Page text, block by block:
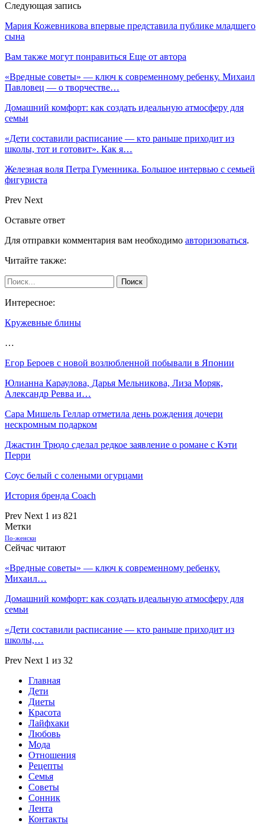
Следующая запись
Мария Кожевникова впервые представила публике младшего
сына
Вам также могут понравиться Еще от автора
«Вредные советы» — ключ к современному ребенку. Михаил
Павловец — о творчестве…
Домашний комфорт: как создать идеальную атмосферу для
семьи
«Дети составили расписание — кто раньше приходит из
школы, тот и готовит». Как я…
Железная воля Петра Гуменника. Большое интервью с семьей
фигуриста
Prev Next
Оставьте ответ
Для отправки комментария вам необходимо авторизоваться.
Читайте также:
Интересное:
Кружевные блины
…
Егор Бероев с новой возлюбленной побывали в Японии
Юлианна Караулова, Дарья Мельникова, Лиза Моряк,
Александр Ревва и…
Сара Мишель Геллар отметила день рождения дочери
нескромным подарком
Джастин Трюдо сделал редкое заявление о романе с Кэти
Перри
Соус белый с солеными огурцами
История бренда Coach
Prev Next 1 из 821
Метки
По-женски
Сейчас читают
«Вредные советы» — ключ к современному ребенку.
Михаил…
Домашний комфорт: как создать идеальную атмосферу для
семьи
«Дети составили расписание — кто раньше приходит из
школы,…
Prev Next 1 из 32
Главная
Дети
Диеты
Красота
Лайфхаки
Любовь
Мода
Отношения
Рецепты
Семья
Советы
Сонник
Лента
Контакты